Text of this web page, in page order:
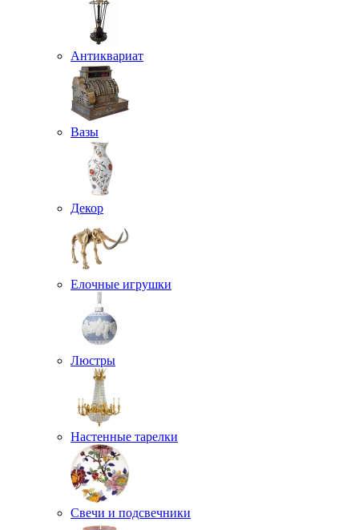
Антиквариат
Вазы
Декор
Елочные игрушки
Люстры
Настенные тарелки
Свечи и подсвечники